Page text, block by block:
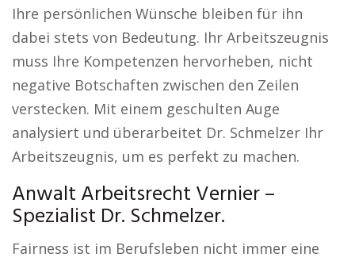
Ihre persönlichen Wünsche bleiben für ihn
dabei stets von Bedeutung. Ihr Arbeitszeugnis
muss Ihre Kompetenzen hervorheben, nicht
negative Botschaften zwischen den Zeilen
verstecken. Mit einem geschulten Auge
analysiert und überarbeitet Dr. Schmelzer Ihr
Arbeitszeugnis, um es perfekt zu machen.
Anwalt Arbeitsrecht Vernier –
Spezialist Dr. Schmelzer.
Fairness ist im Berufsleben nicht immer eine